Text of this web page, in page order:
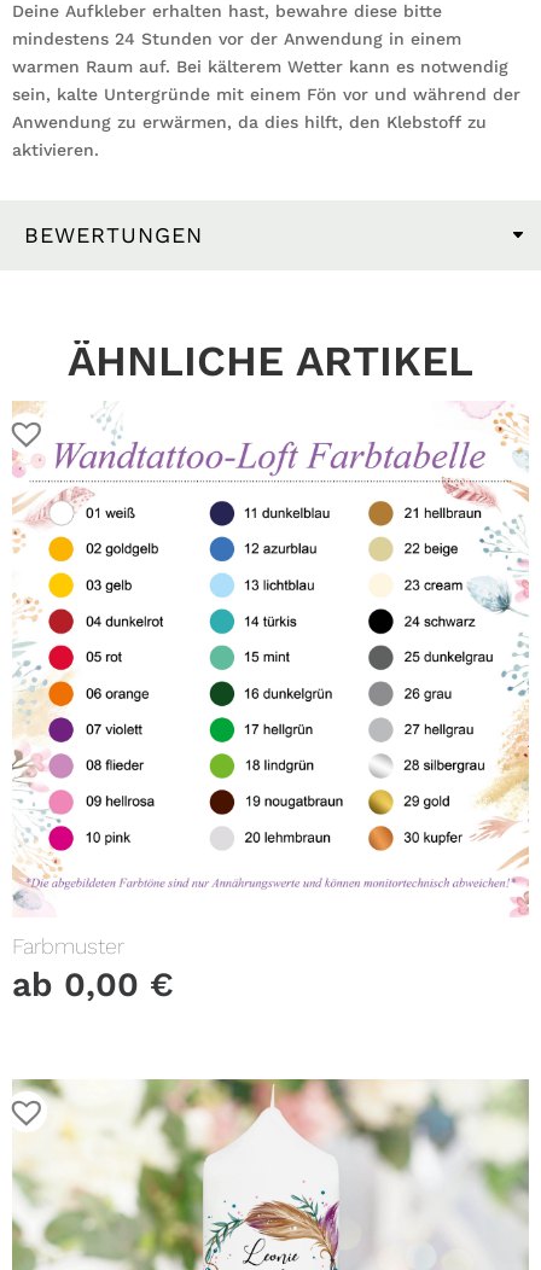
Deine Aufkleber erhalten hast, bewahre diese bitte
mindestens 24 Stunden vor der Anwendung in einem
warmen Raum auf. Bei kälterem Wetter kann es notwendig
sein, kalte Untergründe mit einem Fön vor und während der
Anwendung zu erwärmen, da dies hilft, den Klebstoff zu
aktivieren.
BEWERTUNGEN
ÄHNLICHE ARTIKEL
Farbmuster
ab 0,00 €